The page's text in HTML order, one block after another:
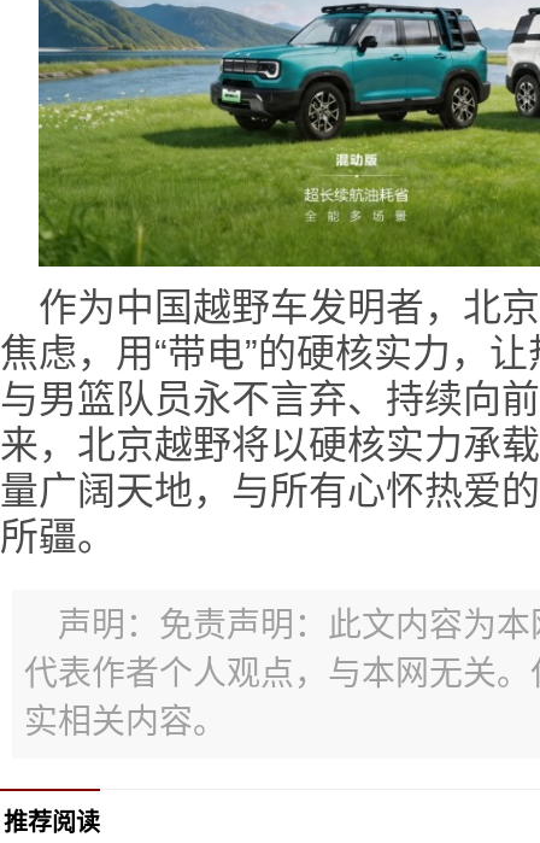
作为中国越野车发明者，北
焦虑，用“带电”的硬核实力，
与男篮队员永不言弃、持续向
来，北京越野将以硬核实力承
量广阔天地，与所有心怀热爱
所疆。
声明：免责声明：此文内容为
代表作者个人观点，与本网无关
实相关内容。
推荐阅读